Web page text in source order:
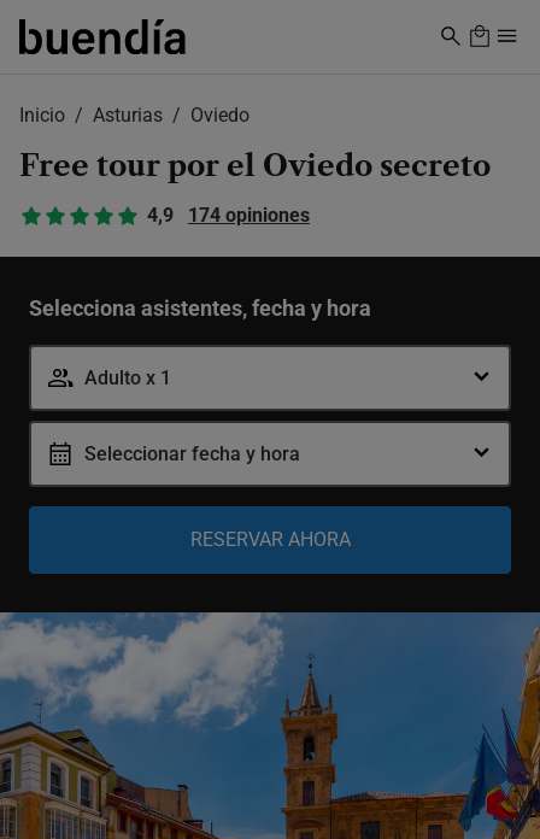
Skip
Inicio Asturias Oviedo
Free tour por el Oviedo secreto
4,9 174 opiniones
Selecciona asistentes, fecha y hora
Adulto x 1
Adulto
12-99 años - +
Niño - +
Seleccionar fecha y hora